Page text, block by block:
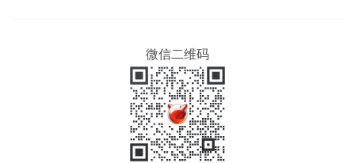
微信二维码